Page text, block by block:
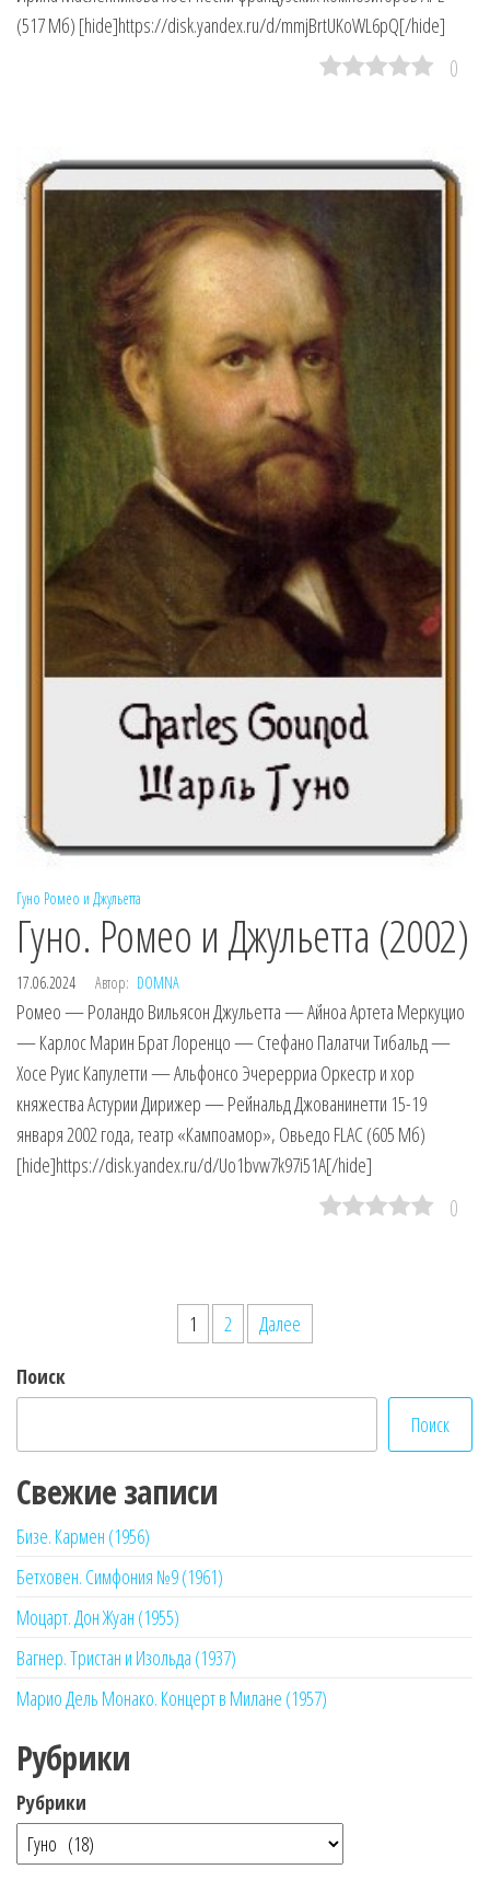
(517 Мб) [hide]https://disk.yandex.ru/d/mmjBrtUKoWL6pQ[/hide]
0
Гуно Ромео и Джульетта
Гуно. Ромео и Джульетта (2002)
17.06.2024 Автор: DOMNA
Ромео — Роландо Вильясон Джульетта — Айноа Артета Меркуцио
— Карлос Марин Брат Лоренцо — Стефано Палатчи Тибальд —
Хосе Руис Капулетти — Альфонсо Эчерерриа Оркестр и хор
княжества Астурии Дирижер — Рейнальд Джованинетти 15-19
января 2002 года, театр «Кампоамор», Овьедо FLAC (605 Мб)
[hide]https://disk.yandex.ru/d/Uo1bvw7k97i51A[/hide]
0
записей
1 2
Далее
Поиск
Поиск
Свежие записи
Бизе. Кармен (1956)
Бетховен. Симфония №9 (1961)
Моцарт. Дон Жуан (1955)
Вагнер. Тристан и Изольда (1937)
Марио Дель Монако. Концерт в Милане (1957)
Рубрики
Рубрики